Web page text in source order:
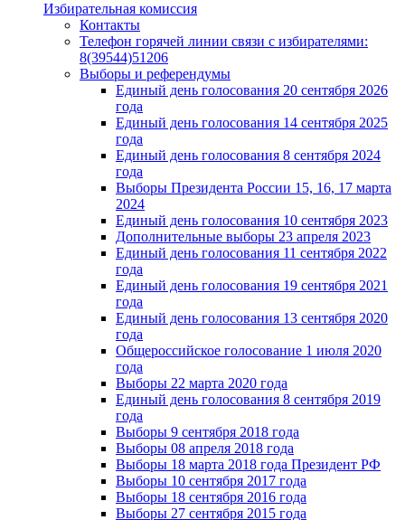
Избирательная комиссия
Контакты
Телефон горячей линии связи с избирателями:
8(39544)51206
Выборы и референдумы
Единый день голосования 20 сентября 2026
года
Единый день голосования 14 сентября 2025
года
Единый день голосования 8 сентября 2024
года
Выборы Президента России 15, 16, 17 марта
2024
Единый день голосования 10 сентября 2023
Дополнительные выборы 23 апреля 2023
Единый день голосования 11 сентября 2022
года
Единый день голосования 19 сентября 2021
года
Единый день голосования 13 сентября 2020
года
Общероссийское голосование 1 июля 2020
года
Выборы 22 марта 2020 года
Единый день голосования 8 сентября 2019
года
Выборы 9 сентября 2018 года
Выборы 08 апреля 2018 года
Выборы 18 марта 2018 года Президент РФ
Выборы 10 сентября 2017 года
Выборы 18 сентября 2016 года
Выборы 27 сентября 2015 года